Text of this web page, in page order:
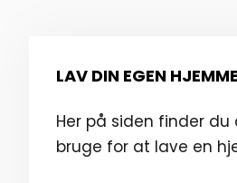
LAV DIN EGEN
Her på siden finder du
bruge for at lave en